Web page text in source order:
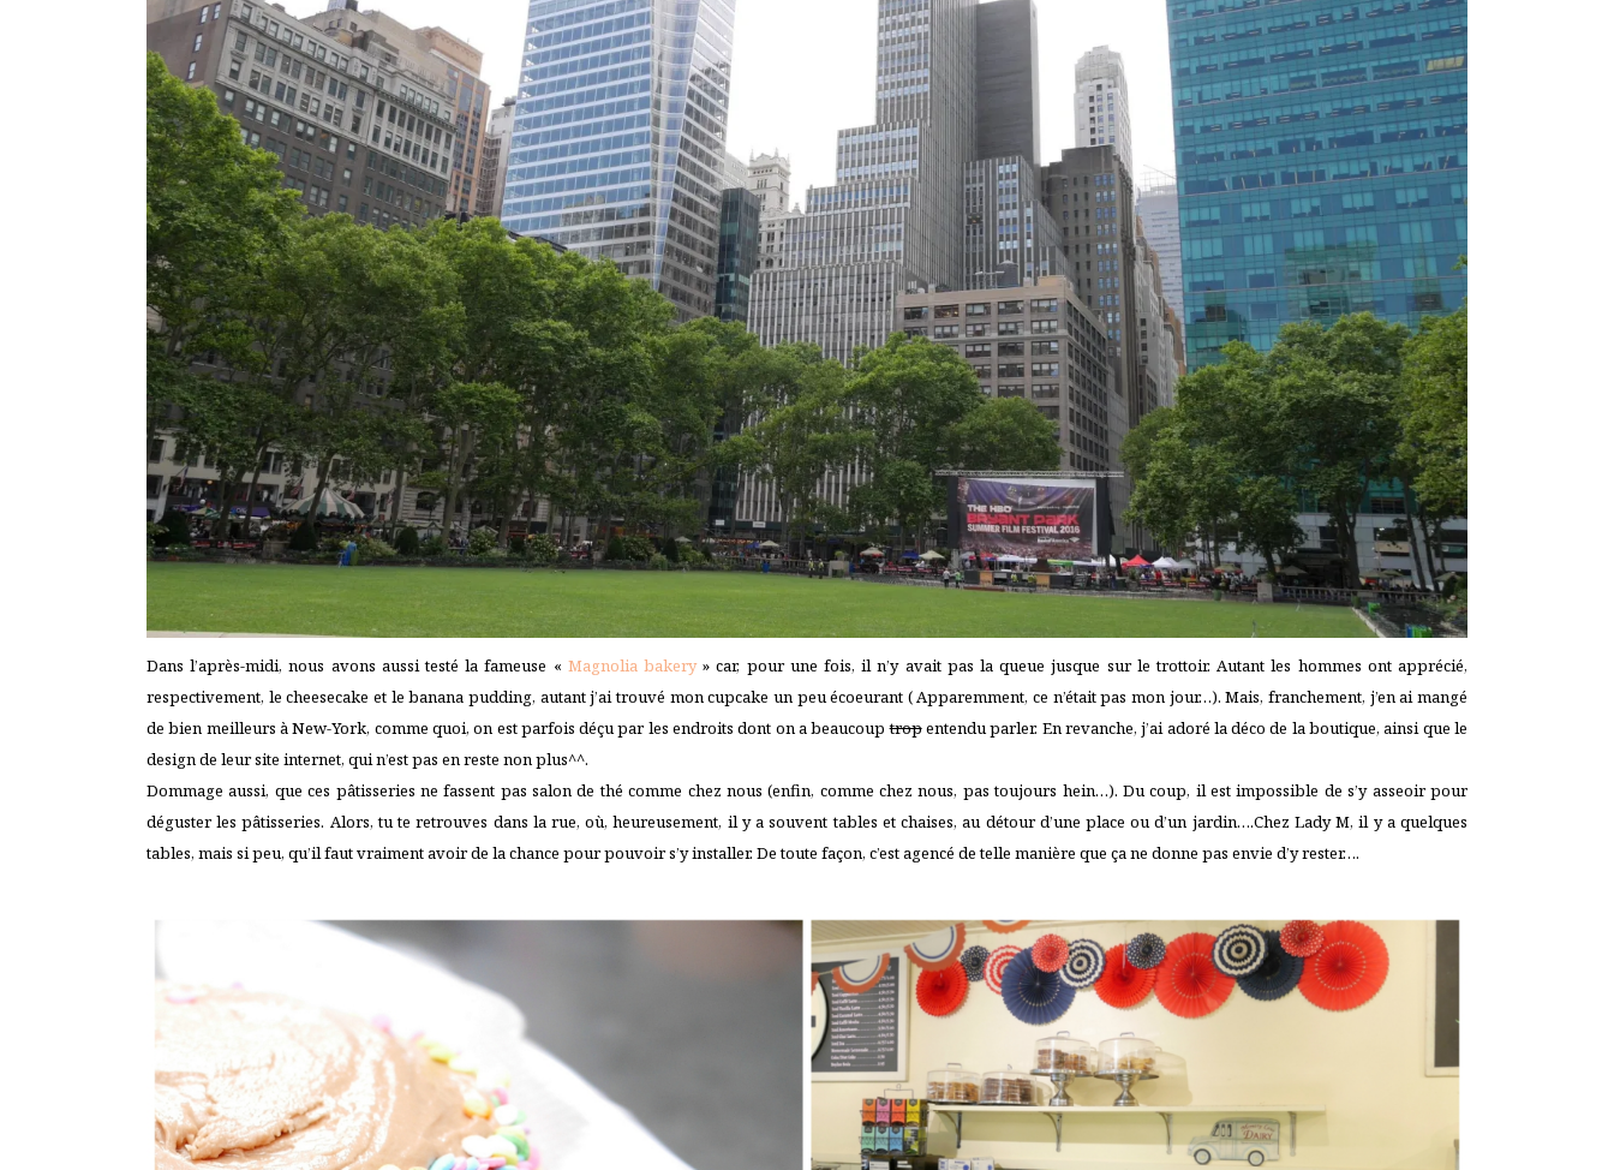
Dans l’après-midi, nous avons aussi testé la fameuse « Magnolia bakery» car, pour une fois, il n’y avait pas la queue jusque sur le trottoir. Autant les hommes ont apprécié,
respectivement, le cheesecake et le banana pudding, autant j’ai trouvé mon cupcake un peu écoeurant ( Apparemment, ce n’était pas mon jour…). Mais, franchement, j’en ai mangé
de bien meilleurs à New-York, comme quoi, on est parfois déçu par les endroits dont on a beaucouptropentendu parler. En revanche, j’ai adoré la déco de la boutique, ainsi que le
design de leur site internet, qui n’est pas en reste non plus^^.
Dommage aussi, que ces pâtisseries ne fassent pas salon de thé comme chez nous (enfin, comme chez nous, pas toujours hein…). Du coup, il est impossible de s’y asseoir pour
déguster les pâtisseries. Alors, tu te retrouves dans la rue, où, heureusement, il y a souvent tables et chaises, au détour d’une place ou d’un jardin….Chez Lady M, il y a quelques
tables, mais si peu, qu’il faut vraiment avoir de la chance pour pouvoir s’y installer. De toute façon, c’est agencé de telle manière que ça ne donne pas envie d’y rester….